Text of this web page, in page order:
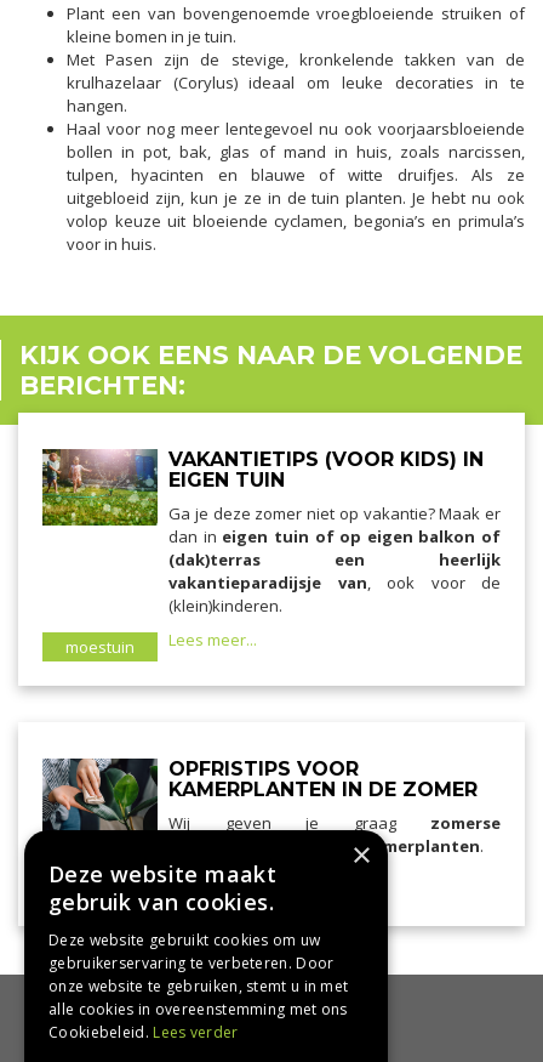
Plant een van bovengenoemde vroegbloeiende struiken of
kleine bomen in je tuin.
Met Pasen zijn de stevige, kronkelende takken van de
krulhazelaar (Corylus) ideaal om leuke decoraties in te
hangen.
Haal voor nog meer lentegevoel nu ook voorjaarsbloeiende
bollen in pot, bak, glas of mand in huis, zoals narcissen,
tulpen, hyacinten en blauwe of witte druifjes. Als ze
uitgebloeid zijn, kun je ze in de tuin planten. Je hebt nu ook
volop keuze uit bloeiende cyclamen, begonia’s en primula’s
voor in huis.
KIJK OOK EENS NAAR DE VOLGENDE
BERICHTEN:
moestuin
VAKANTIETIPS (VOOR KIDS) IN
EIGEN TUIN
Ga je deze zomer niet op vakantie? Maak er
dan in eigen tuin of op eigen balkon of
(dak)terras een heerlijk
vakantieparadijsje van, ook voor de
(klein)kinderen.
Lees meer...
kamerplanten
OPFRISTIPS VOOR
KAMERPLANTEN IN DE ZOMER
Wij geven je graag zomerse
verzorgingstips voor je kamerplanten.
Lees meer...
HANDIG
×
Deze website maakt
gebruik van cookies.
Deze website gebruikt cookies om uw
gebruikerservaring te verbeteren. Door
onze website te gebruiken, stemt u in met
alle cookies in overeenstemming met ons
Cookiebeleid. Lees verder